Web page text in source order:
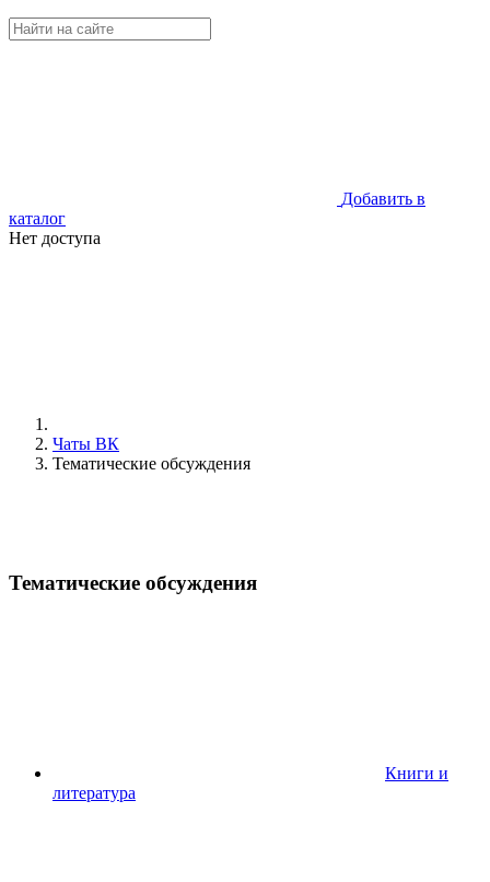
Добавить в
каталог
Нет доступа
Чаты ВК
Тематические обсуждения
Тематические обсуждения
Книги и
литература